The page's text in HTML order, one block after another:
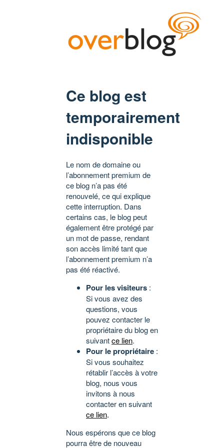
Ce blog est
temporairement
indisponible
Le nom de domaine ou
l’abonnement premium de
ce blog n’a pas été
renouvelé, ce qui explique
cette interruption. Dans
certains cas, le blog peut
également être protégé par
un mot de passe, rendant
son accès limité tant que
l’abonnement premium n’a
pas été réactivé.
Pour les visiteurs :
Si vous avez des
questions, vous
pouvez contacter le
propriétaire du blog en
suivantce lien.
Pour le propriétaire :
Si vous souhaitez
rétablir l’accès à votre
blog, nous vous
invitons à nous
contacter en suivant
ce lien.
Nous espérons que ce blog
pourra être de nouveau